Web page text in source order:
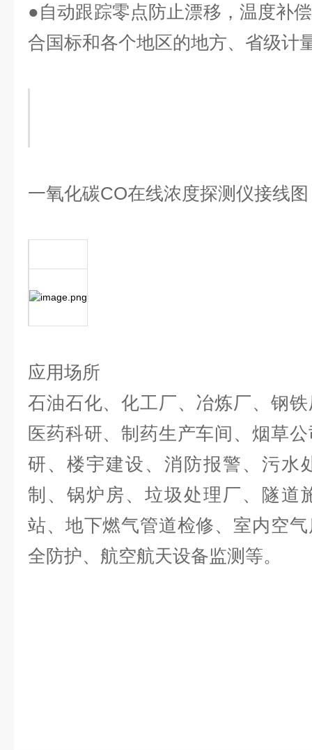
●自动跟踪零点防止漂移，温度补
合国标和各个地区的地方、省级计
一氧化碳CO在线浓度探测仪接线图
应用场所
石油石化、化工厂、冶炼厂、钢
医药科研、制药生产车间、烟草
研、楼宇建设、消防报警、污水
制、锅炉房、垃圾处理厂、隧道
站、地下燃气管道检修、室内空
全防护、航空航天设备监测等。